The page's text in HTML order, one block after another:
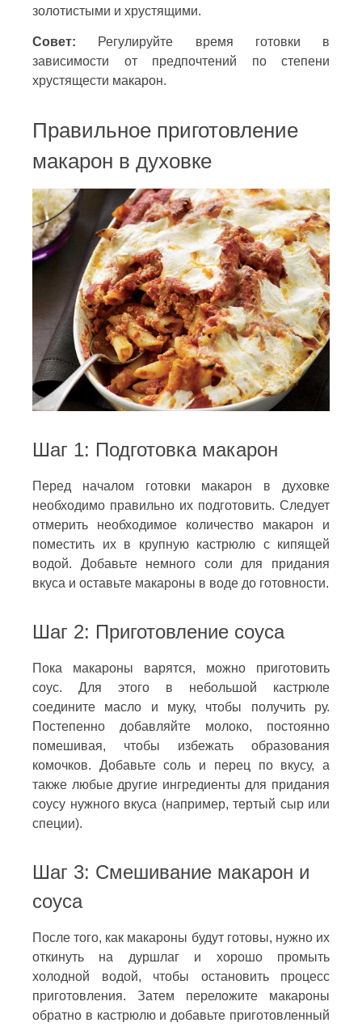
золотистыми и хрустящими.
Совет: Регулируйте время готовки в
зависимости от предпочтений по степени
хрустящести макарон.
Правильное приготовление
макарон в духовке
Шаг 1: Подготовка макарон
Перед началом готовки макарон в духовке
необходимо правильно их подготовить. Следует
отмерить необходимое количество макарон и
поместить их в крупную кастрюлю с кипящей
водой. Добавьте немного соли для придания
вкуса и оставьте макароны в воде до готовности.
Шаг 2: Приготовление соуса
Пока макароны варятся, можно приготовить
соус. Для этого в небольшой кастрюле
соедините масло и муку, чтобы получить ру.
Постепенно добавляйте молоко, постоянно
помешивая, чтобы избежать образования
комочков. Добавьте соль и перец по вкусу, а
также любые другие ингредиенты для придания
соусу нужного вкуса (например, тертый сыр или
специи).
Шаг 3: Смешивание макарон и
соуса
После того, как макароны будут готовы, нужно их
откинуть на дуршлаг и хорошо промыть
холодной водой, чтобы остановить процесс
приготовления. Затем переложите макароны
обратно в кастрюлю и добавьте приготовленный